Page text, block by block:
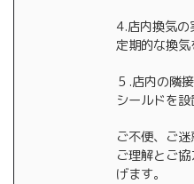
4.店内換気の
定期的な換気
５.店内の隣
シールドを設
ご不便、ご
ご理解とご
げます。